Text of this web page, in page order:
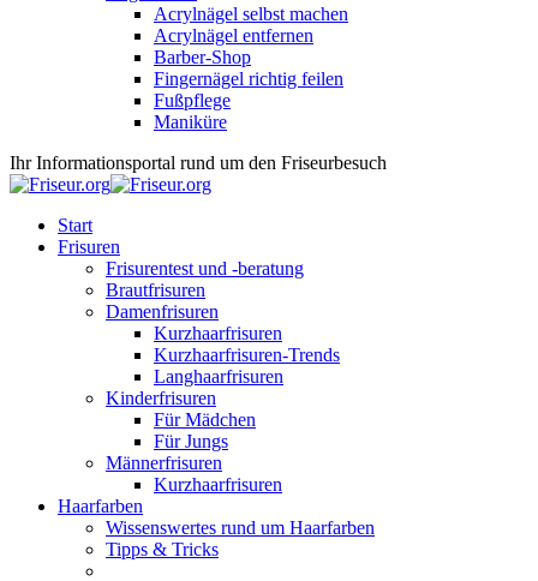
Acrylnägel selbst machen
Acrylnägel entfernen
Barber-Shop
Fingernägel richtig feilen
Fußpflege
Maniküre
Ihr Informationsportal rund um den Friseurbesuch
Start
Frisuren
Frisurentest und -beratung
Brautfrisuren
Damenfrisuren
Kurzhaarfrisuren
Kurzhaarfrisuren-Trends
Langhaarfrisuren
Kinderfrisuren
Für Mädchen
Für Jungs
Männerfrisuren
Kurzhaarfrisuren
Haarfarben
Wissenswertes rund um Haarfarben
Tipps & Tricks